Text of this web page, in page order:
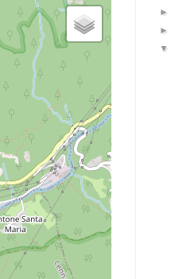
►
►
▼